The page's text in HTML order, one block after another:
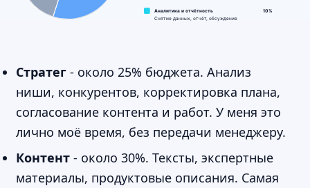
Аналитика и отчётность 10%
Снятие данных, отчёт, обсуждение
Стратег - около 25% бюджета. Анализ
ниши, конкурентов, корректировка плана,
согласование контента и работ. У меня это
лично моё время, без передачи менеджеру.
Контент - около 30%. Тексты, экспертные
материалы, продуктовые описания. Самая